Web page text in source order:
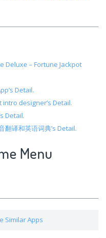
Deluxe – Fortune Jackpot
Detail.
designer’s Detail.
Detail.
译和英语词典’s Detail.
Menu
Similar Apps